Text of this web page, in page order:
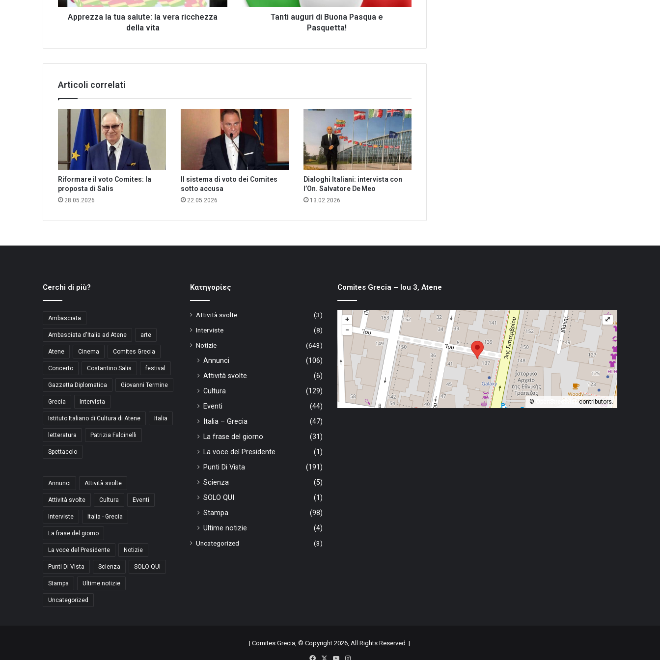
vita
Apprezza la tua salute: la vera ricchezza
della vita
Tanti auguri di Buona Pasqua e
Pasquetta!
Articoli correlati
Riformare il voto Comites: la
proposta di Salis
28.05.2026
Il sistema di voto dei Comites
sotto accusa
22.05.2026
Dialoghi Italiani: intervista con
l’On. Salvatore De Meo
13.02.2026
Cerchi di più?
Ambasciata
Ambasciata d'Italia ad Atene arte
Atene Cinema Comites Grecia
Concerto Costantino Salis festival
Gazzetta Diplomatica Giovanni Termine
Grecia Intervista
Istituto Italiano di Cultura di Atene Italia
letteratura Patrizia Falcinelli
Spettacolo
Annunci Attività svolte
Attività svolte Cultura Eventi
Interviste Italia - Grecia
La frase del giorno
La voce del Presidente Notizie
Punti Di Vista Scienza SOLO QUI
Stampa Ultime notizie
Uncategorized
Kατηγορίες
Attività svolte
(3)
Interviste
(8)
Notizie
(643)
Annunci
(106)
Attività svolte
(6)
Cultura
(129)
Eventi
(44)
Italia – Grecia
(47)
La frase del giorno
(31)
La voce del Presidente
(1)
Punti Di Vista
(191)
Scienza
(5)
SOLO QUI
(1)
Stampa
(98)
Ultime notizie
(4)
Uncategorized
(3)
Comites Grecia – Iou 3, Atene
+
−
© OpenStreetMapcontributors.
⤢
| Comites Grecia, © Copyright 2026, All Rights Reserved |
Facebook
X YouTubeInstagram